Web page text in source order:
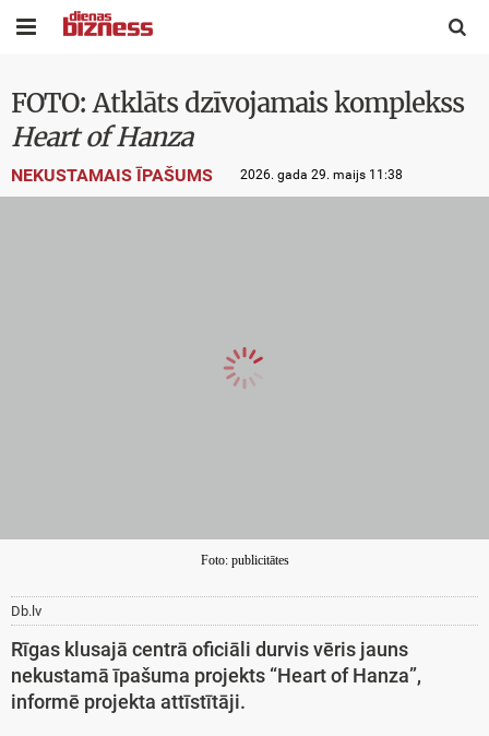
 
FOTO: Atklāts dzīvojamais komplekss
Heart of Hanza
NEKUSTAMAIS ĪPAŠUMS 2026. gada 29. maijs 11:38
Foto: publicitātes
Db.lv
Rīgas klusajā centrā oficiāli durvis vēris jauns
nekustamā īpašuma projekts “Heart of Hanza”,
informē projekta attīstītāji.